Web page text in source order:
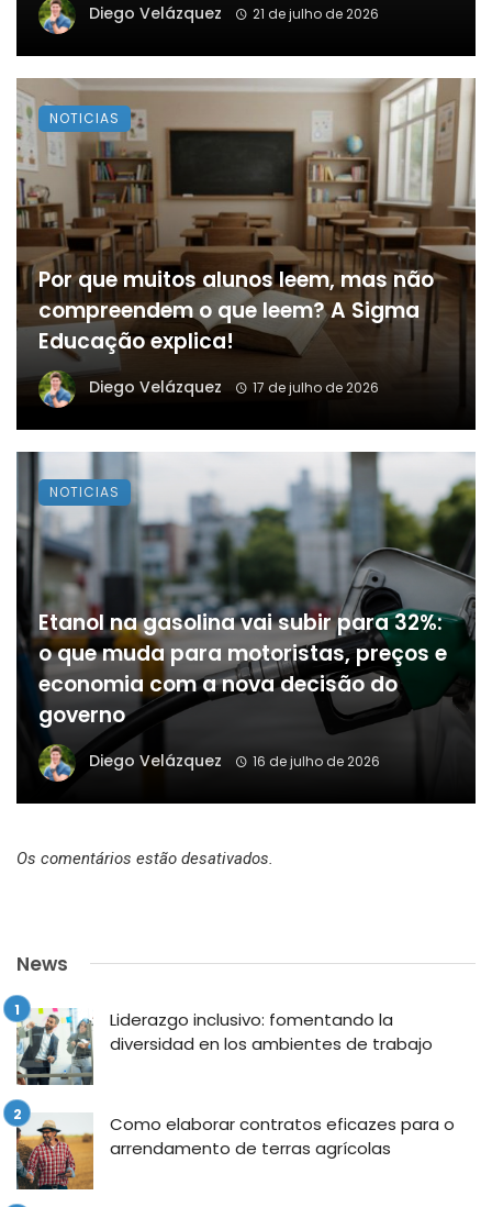
Diego Velázquez 21 de julho de 2026
Por que muitos alunos leem, mas não
compreendem o que leem? A Sigma
Educação explica!
Diego Velázquez 17 de julho de 2026
NOTICIAS
Etanol na gasolina vai subir para 32%:
o que muda para motoristas, preços e
economia com a nova decisão do
governo
Diego Velázquez 16 de julho de 2026
NOTICIAS
Os comentários estão desativados.
News
Liderazgo inclusivo: fomentando la
diversidad en los ambientes de trabajo
Como elaborar contratos eficazes para o
arrendamento de terras agrícolas